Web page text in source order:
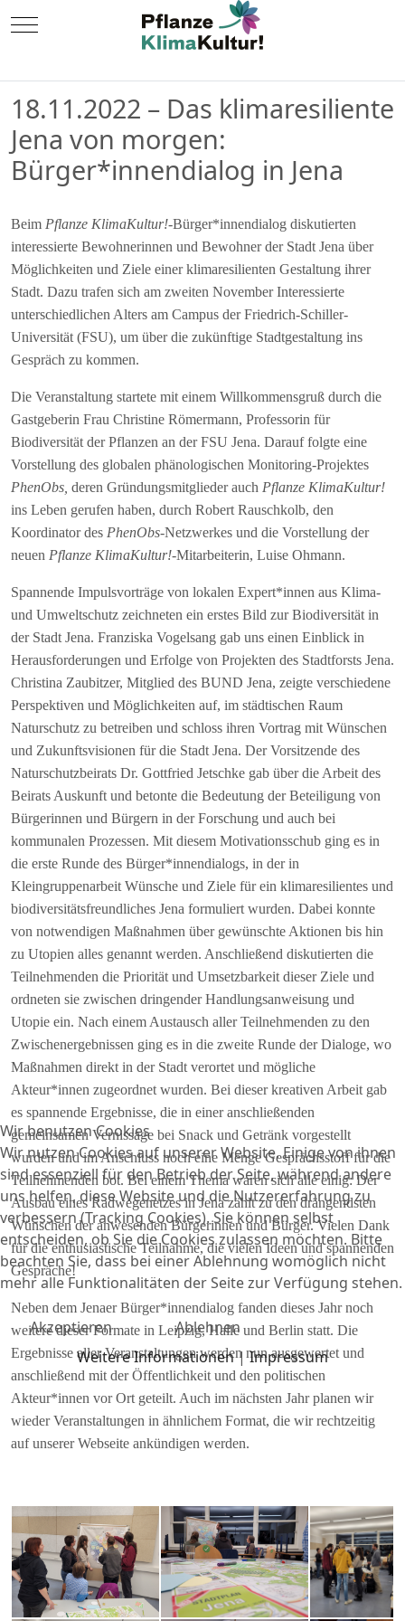
Mobile Menu Toggle
18.11.2022 – Das klimaresiliente
Jena von morgen:
Bürger*innendialog in Jena
Beim Pflanze KlimaKultur!-Bürger*innendialog diskutierten
interessierte Bewohnerinnen und Bewohner der Stadt Jena über
Möglichkeiten und Ziele einer klimaresilienten Gestaltung ihrer
Stadt. Dazu trafen sich am zweiten November Interessierte
unterschiedlichen Alters am Campus der Friedrich-Schiller-
Universität (FSU), um über die zukünftige Stadtgestaltung ins
Gespräch zu kommen.
Die Veranstaltung startete mit einem Willkommensgruß durch die
Gastgeberin Frau Christine Römermann, Professorin für
Biodiversität der Pflanzen an der FSU Jena. Darauf folgte eine
Vorstellung des globalen phänologischen Monitoring-Projektes
PhenObs, deren Gründungsmitglieder auch Pflanze KlimaKultur!
ins Leben gerufen haben, durch Robert Rauschkolb, den
Koordinator des PhenObs-Netzwerkes und die Vorstellung der
neuen Pflanze KlimaKultur!-Mitarbeiterin, Luise Ohmann.
Spannende Impulsvorträge von lokalen Expert*innen aus Klima-
und Umweltschutz zeichneten ein erstes Bild zur Biodiversität in
der Stadt Jena. Franziska Vogelsang gab uns einen Einblick in
Herausforderungen und Erfolge von Projekten des Stadtforsts Jena.
Christina Zaubitzer, Mitglied des BUND Jena, zeigte verschiedene
Perspektiven und Möglichkeiten auf, im städtischen Raum
Naturschutz zu betreiben und schloss ihren Vortrag mit Wünschen
und Zukunftsvisionen für die Stadt Jena. Der Vorsitzende des
Naturschutzbeirats Dr. Gottfried Jetschke gab über die Arbeit des
Beirats Auskunft und betonte die Bedeutung der Beteiligung von
Bürgerinnen und Bürgern in der Forschung und auch bei
kommunalen Prozessen. Mit diesem Motivationsschub ging es in
die erste Runde des Bürger*innendialogs, in der in
Kleingruppenarbeit Wünsche und Ziele für ein klimaresilientes und
biodiversitätsfreundliches Jena formuliert wurden. Dabei konnte
von notwendigen Maßnahmen über gewünschte Aktionen bis hin
zu Utopien alles genannt werden. Anschließend diskutierten die
Teilnehmenden die Priorität und Umsetzbarkeit dieser Ziele und
ordneten sie zwischen dringender Handlungsanweisung und
Utopie ein. Nach einem Austausch aller Teilnehmenden zu den
Zwischenergebnissen ging es in die zweite Runde der Dialoge, wo
Maßnahmen direkt in der Stadt verortet und mögliche
Akteur*innen zugeordnet wurden. Bei dieser kreativen Arbeit gab
es spannende Ergebnisse, die in einer anschließenden
gemeinsamen Vernissage bei Snack und Getränk vorgestellt
wurden und im Anschluss noch eine Menge Gesprächsstoff für die
Teilnehmenden bot. Bei einem Thema waren sich alle einig: Der
Ausbau eines Radwegenetzes in Jena zählt zu den drängendsten
Wünschen der anwesenden Bürgerinnen und Bürger. Vielen Dank
für die enthusiastische Teilnahme, die vielen Ideen und spannenden
Gespräche!
Neben dem Jenaer Bürger*innendialog fanden dieses Jahr noch
weitere dieser Formate in Leipzig, Halle und Berlin statt. Die
Ergebnisse aller Veranstaltungen werden nun ausgewertet und
anschließend mit der Öffentlichkeit und den politischen
Akteur*innen vor Ort geteilt. Auch im nächsten Jahr planen wir
wieder Veranstaltungen in ähnlichem Format, die wir rechtzeitig
auf unserer Webseite ankündigen werden.
Wir benutzen Cookies
Wir nutzen Cookies auf unserer Website. Einige von ihnen
sind essenziell für den Betrieb der Seite, während andere
uns helfen, diese Website und die Nutzererfahrung zu
verbessern (Tracking Cookies). Sie können selbst
entscheiden, ob Sie die Cookies zulassen möchten. Bitte
beachten Sie, dass bei einer Ablehnung womöglich nicht
mehr alle Funktionalitäten der Seite zur Verfügung stehen.
Akzeptieren
Ablehnen
Weitere Informationen|Impressum